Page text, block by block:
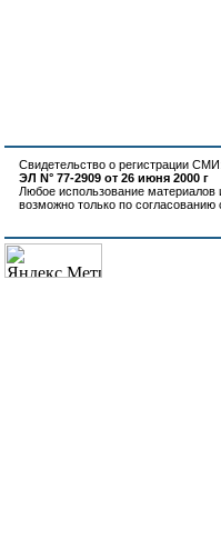
Свидетельство о регистрации СМИ:
ЭЛ N° 77-2909 от 26 июня 2000 г
Любое использование материалов
возможно только по согласованию